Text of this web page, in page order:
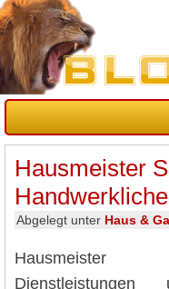
Hausmeister
Abgelegt unter Haus &
Hausmeister
Dienstleistungen